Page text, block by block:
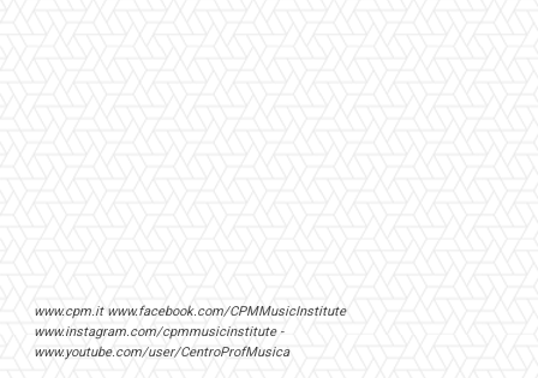
www.cpm.it www.facebook.com/CPMMusicInstitute
www.instagram.com/cpmmusicinstitute -
www.youtube.com/user/CentroProfMusica